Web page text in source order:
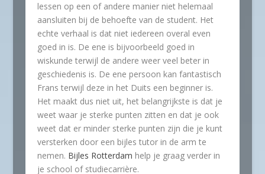
lessen op een of andere manier niet helemaal
aansluiten bij de behoefte van de student. Het
echte verhaal is dat niet iedereen overal even
goed in is. De ene is bijvoorbeeld goed in
wiskunde terwijl de andere weer veel beter in
geschiedenis is. De ene persoon kan fantastisch
Frans terwijl deze in het Duits een beginner is.
Het maakt dus niet uit, het belangrijkste is dat je
weet waar je sterke punten zitten en dat je ook
weet dat er minder sterke punten zijn die je kunt
versterken door een bijles tutor in de arm te
nemen. Bijles Rotterdam help je graag verder in
je school of studiecarrière.